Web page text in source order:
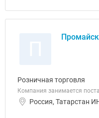
Розничная торговля
Компания занимается
Россия, Татарстан